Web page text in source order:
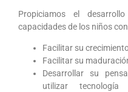
Propiciamos el
capacidades de los niños
Facilitar su
Facilitar su
Desarrollar su
utilizar